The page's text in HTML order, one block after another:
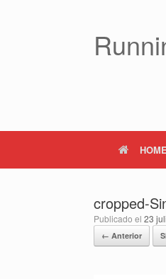
HOME
cropped-
Publicado el 23
← Anterior